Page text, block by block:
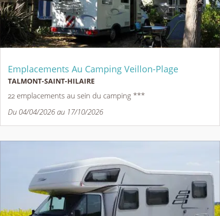
Emplacements Au Camping Veillon-Plage
TALMONT-SAINT-HILAIRE
22 emplacements au sein du camping ***
Du 04/04/2026 au 17/10/2026